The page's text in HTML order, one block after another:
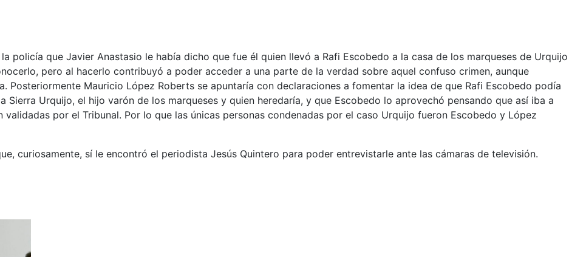
policía que Javier Anastasio le había dicho que fue él quien llevó a Rafi Escobedo a la casa de los marqueses de Urquijo
pero al hacerlo contribuyó a poder acceder a una parte de la verdad sobre aquel confuso crimen, aunque
Posteriormente Mauricio López Roberts se apuntaría con declaraciones a fomentar la idea de que Rafi Escobedo podía
Urquijo, el hijo varón de los marqueses y quien heredaría, y que Escobedo lo aprovechó pensando que así iba a
por el Tribunal. Por lo que las únicas personas condenadas por el caso Urquijo fueron Escobedo y López
curiosamente, sí le encontró el periodista Jesús Quintero para poder entrevistarle ante las cámaras de televisión.